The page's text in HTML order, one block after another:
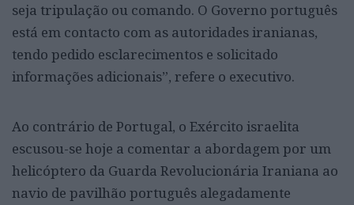
seja tripulação ou comando. O Governo português
está em contacto com as autoridades iranianas,
tendo pedido esclarecimentos e solicitado
informações adicionais”, refere o executivo.
Ao contrário de Portugal, o Exército israelita
escusou-se hoje a comentar a abordagem por um
helicóptero da Guarda Revolucionária Iraniana ao
navio de pavilhão português alegadamente